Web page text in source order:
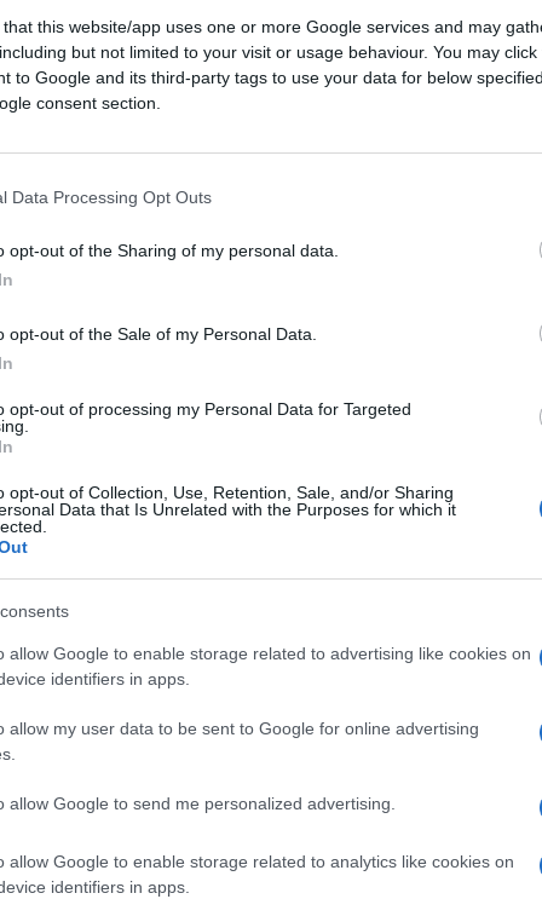
that this website/app uses one or more Google services and may
but not limited to your visit or usage behaviour. You may
to Google and its third-party tags to use your data for below
consent section.
Data Processing Opt Outs
opt-out of the Sharing of my personal data.
opt-out of the Sale of my Personal Data.
opt-out of processing my Personal Data for Targeted
opt-out of Collection, Use, Retention, Sale, and/or Sharing
Data that Is Unrelated with the Purposes for which it
allow Google to enable storage related to advertising like cookies on
identifiers in apps.
allow my user data to be sent to Google for online advertising
allow Google to send me personalized advertising.
allow Google to enable storage related to analytics like cookies on
identifiers in apps.
che dicevano “Salvini ha fatto solo il
e a distanza di anni finalmente
dire allora e nulla trova oggi davanti a
ma ultra ideologica, fanatica o
le vite umane e dopo i confini” è un
l’avallo del traffico destabilizzante
quandotutti i Paesi europei e
a trent’anni di politiche cosiddette
e il crollo di tutte le economie
e lo dicevano nelle intercettazioni che
solo rassegnazione, un ruolo
che la Ong coi clandestini era lì
sarebbe giustiziare in fama di
dei confini? Spiegassero poi questi
una carretta un carico di clandestini,
contro l’umanità e
dire Stato di polizia, erano, come
vani in funzione sanitaria e,
delle facoltà democratiche.